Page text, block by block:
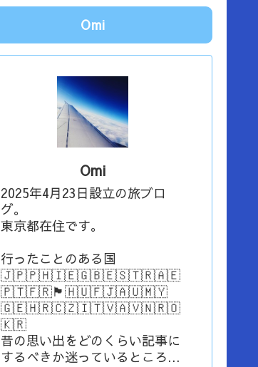
Omi
Omi
2025年4月23日設立の旅ブロ
グ。
東京都在住です。
行ったことのある国
🇯🇵🇵🇭🇮🇪🇬🇧🇪🇸🇹🇷🇦🇪
🇵🇹🇫🇷🏴󠁧󠁢󠁳󠁣󠁴󠁿🇭🇺🇫🇯🇦🇺🇲🇾
🇬🇪🇭🇷🇨🇿🇮🇹🇻🇦🇻🇳🇷🇴
🇰🇷
昔の思い出をどのくらい記事に
するべきか迷っているところ...